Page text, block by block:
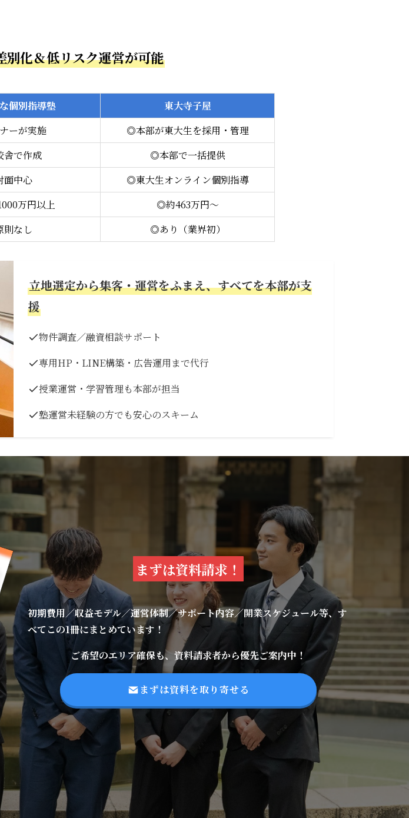
別化＆低リスク運営が可能
個別指導塾
東大寺子屋
ーが実施
◎本部が東大生を採用・管理
舎で作成
◎本部で一括提供
面中心
◎東大生オンライン個別指導
万円以上
◎約463万円〜
則なし ◎あり（業界初）
立地選定から集客・運営をふまえ、すべてを本部が支
援
物件調査／融資相談サポート
専用HP・LINE構築・広告運用まで代行
授業運営・学習管理も本部が担当
塾運営未経験の方でも安心のスキーム
まずは資料請求！
初期費用／収益モデル／運営体制／サポート内容／開業スケジュール等、す
べてこの1冊にまとめています！
ご希望のエリア確保も、資料請求者から優先ご案内中！
まずは資料を取り寄せる